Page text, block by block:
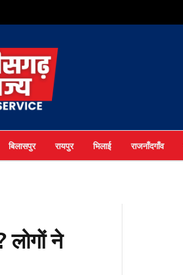
बिलासपुर रायपुर भिलाई राजनाँदगाँव
लोगों ने